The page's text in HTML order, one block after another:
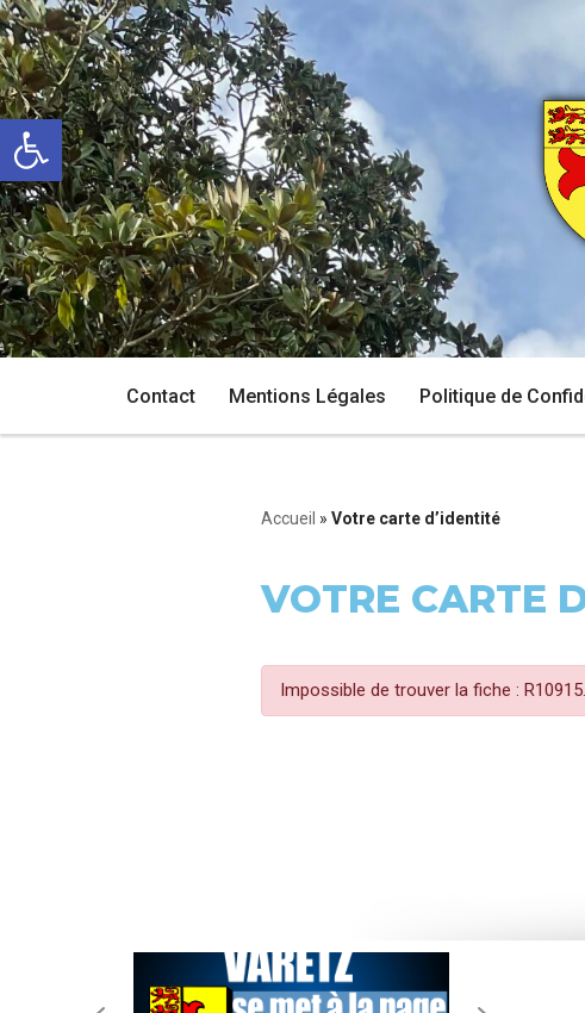
Ouvrir la barre d’outils
Aller
au
contenu
Contact Mentions Légales Politique de
Accueil » Votre carte d’identité
VOTRE CARTE
Impossible de trouver la fiche :